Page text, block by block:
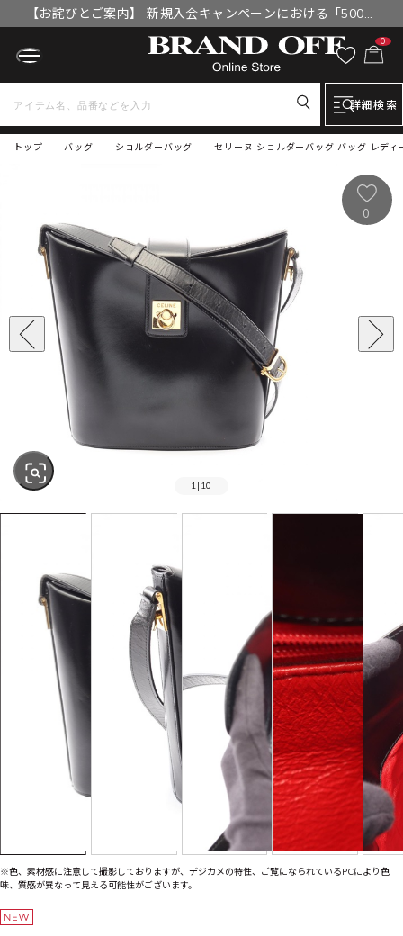
【お詫びとご案内】 新規入会キャンペーンにおける「500円
OFFクーポン」付与漏れと補填について
0
詳細検索
トップ セリーヌ ショルダーバッグ バッグ レディ
バッグ ショルダーバッグ
SOLD OUT
1 | 10
0
※色、素材感に注意して撮影しておりますが、デジカメの特性、ご覧になられているPCにより色
味、質感が異なって見える可能性がございます。